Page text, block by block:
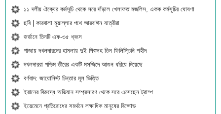
১১ দলীয় ঐক্যের কর্মসূচি থেকে সরে দাঁড়াল খেলাফত মজলিস, একক কর্মসূচির ঘোষণা
ছবি | কারবালা মুয়াল্লার পথে আরবাঈন যাত্রীরা
জর্ডানে তিনটি এফ-৩৫ ধ্বংস
গাজায় দখলদারদের হামলায় দুই শিশুসহ তিন ফিলিস্তিনি শহীদ
দখলদাররা পশ্চিম তীরের একটি মসজিদে আগুন ধরিয়ে দিয়েছে
বর্ণবাদ: জায়োনিস্ট চিন্তার মূল ভিত্তি
ইরানের বিরুদ্ধে অভিযান সম্প্রসারণ থেকে সরে এসেছেন ট্রাম্প
ইয়েমেনে প্রতিরোধের সমর্থনে লক্ষাধিক মানুষের বিক্ষোভ